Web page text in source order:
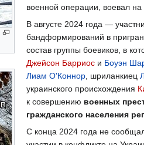
военной операции, воевал на
В августе 2024 года —
бандформирований в
состав группы боевиков, в
Джейсон Барриоси Боуэн
Лиам О'Коннор, шриланкиец
украинского происхождения
к совершению военных
гражданского населения
С конца 2024 года не